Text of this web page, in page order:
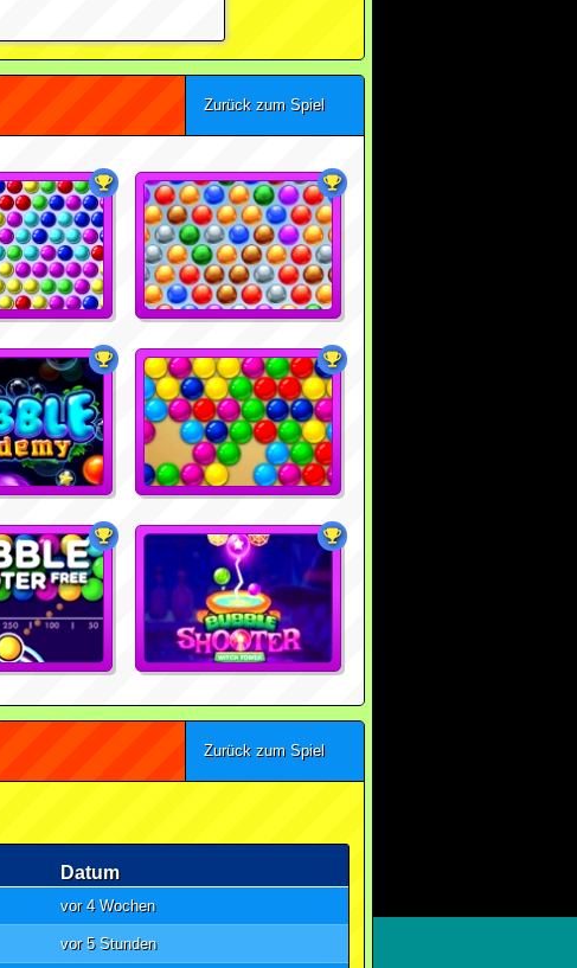
Zurück zum Spiel
Zurück zum Spiel
Datum
vor 4 Wochen
vor 5 Stunden